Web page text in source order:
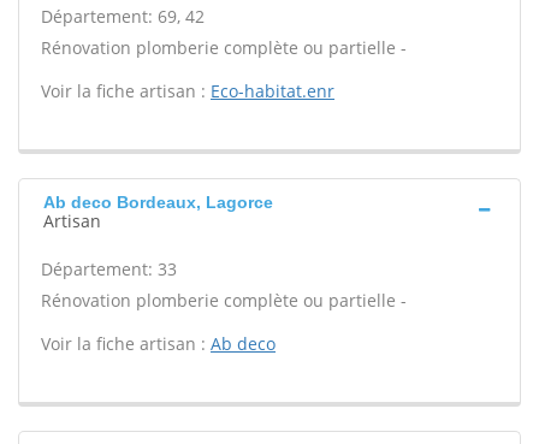
Département: 69, 42
Rénovation plomberie complète ou partielle -
Voir la fiche artisan : Eco-habitat.enr
Ab deco Bordeaux, Lagorce
Artisan
Département: 33
Rénovation plomberie complète ou partielle -
Voir la fiche artisan : Ab deco